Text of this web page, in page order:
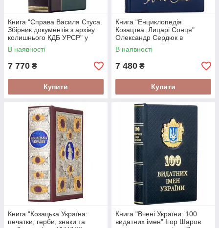
Книга "Справа Василя Стуса.
Збірник документів з архіву
колишнього КДБ УРСР" у
шкіряній палітурці
В наявності
7 770 ₴
Купити
Книга "Енциклопедія
Козацтва. Лицарі Сонця"
Олександр Сердюк в
шкіряній палітурці ручна
робота
В наявності
7 480 ₴
Купити
Книга "Козацька Україна:
печатки, герби, знаки та
Книга "Вчені України: 100
видатних імен" Ігор Шаров